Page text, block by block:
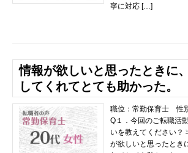
寧に対応 […]
情報が欲しいと思ったときに
してくれてとても助かった。
職位：常勤保育士 性
Q１．今回のご転職活
いを教えてください？
が欲しいと思ったとき